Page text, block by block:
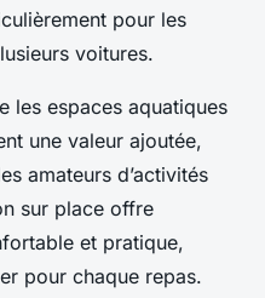
pour les
voitures.
les espaces aquatiques
une valeur ajoutée,
amateurs d’activités
sur place offre
et pratique,
pour chaque repas.